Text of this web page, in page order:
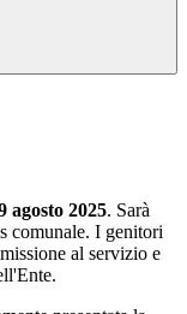
agosto 2025. Sarà
comunale. I genitori
al servizio e